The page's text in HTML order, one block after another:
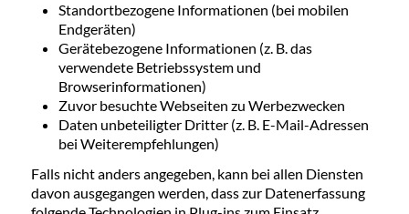
Standortbezogene Informationen (bei mobilen
Endgeräten)
Gerätebezogene Informationen (z. B. das
verwendete Betriebssystem und
Browserinformationen)
Zuvor besuchte Webseiten zu Werbezwecken
Daten unbeteiligter Dritter (z. B. E-Mail-Adressen
bei Weiterempfehlungen)
Falls nicht anders angegeben, kann bei allen Diensten
davon ausgegangen werden, dass zur Datenerfassung